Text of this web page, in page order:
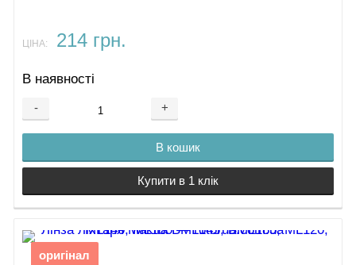
ЦІНА: 214 грн.
В наявності
- +
В кошик
Купити в 1 клік
оригінал